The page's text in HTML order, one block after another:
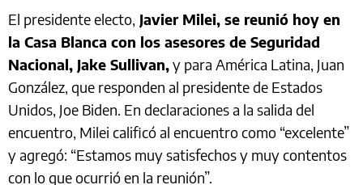
El presidente electo, Javier Milei, se reunió hoy en
la Casa Blanca con los asesores de Seguridad
Nacional, Jake Sullivan,y para América Latina, Juan
González, que responden al presidente de Estados
Unidos, Joe Biden. En declaraciones a la salida del
encuentro, Milei calificó al encuentro como “excelente”
y agregó: “Estamos muy satisfechos y muy contentos
con lo que ocurrió en la reunión”.